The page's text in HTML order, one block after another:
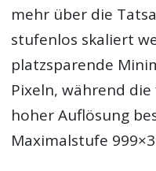
mehr über die
stufenlos skaliert
platzsparende
Pixeln, während
hoher Auflösung
Maximalstufe